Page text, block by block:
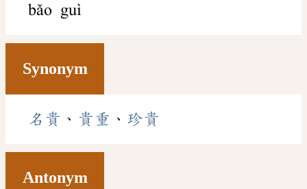
bǎo guì
Synonym
名貴 、 貴重 、 珍貴
Antonym